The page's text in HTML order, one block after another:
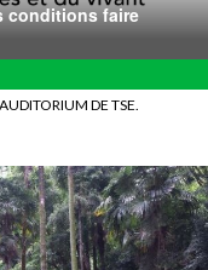
conditions faire
DE TSE.